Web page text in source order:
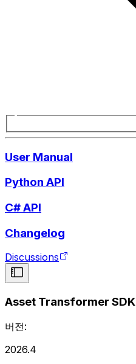
User Manual
Python API
C# API
Changelog
Discussions
Asset Transformer SDK
버전:
2026.4